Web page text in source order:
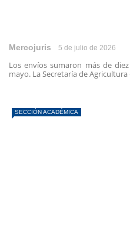
Mercojuris 5 de julio de 2026
Los envíos sumaron más de
mayo. La Secretaría de
SECCIÓN ACADÉMICA